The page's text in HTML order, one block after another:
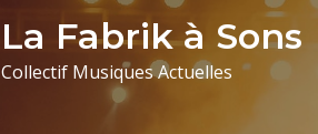
La Fabrik à Sons
Collectif Musiques Actuelles